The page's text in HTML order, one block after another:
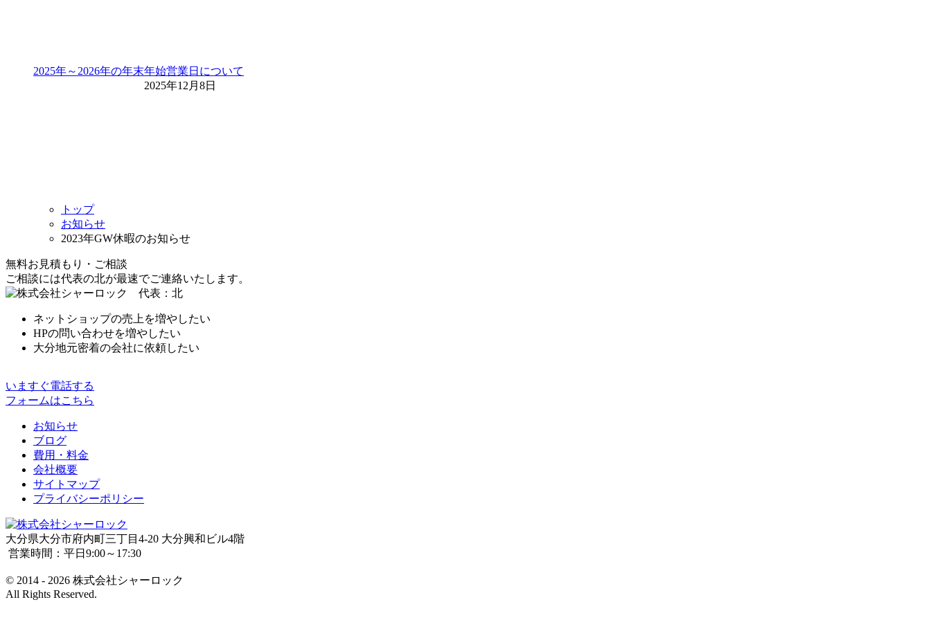
2025年～2026年の年末年始営業日について
2025年12月8日
トップ
お知らせ
2023年GW休暇のお知らせ
無料お見積もり・ご相談
ご相談には代表の北が最速でご連絡いたします。
ネットショップの売上を増やしたい
HPの問い合わせを増やしたい
大分地元密着の会社に依頼したい
いますぐ電話する
フォームはこちら
お知らせ
ブログ
費用・料金
会社概要
サイトマップ
プライバシーポリシー
大分県大分市府内町三丁目4-20 大分興和ビル4階
営業時間：平日9:00～17:30
© 2014 - 2026 株式会社シャーロック
All Rights Reserved.